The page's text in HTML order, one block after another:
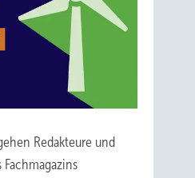
Redakteure und